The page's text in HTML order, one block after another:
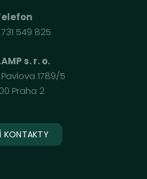
549 825
s. r. o.
Pavlova 1789/5
Praha 2
KONTAKTY